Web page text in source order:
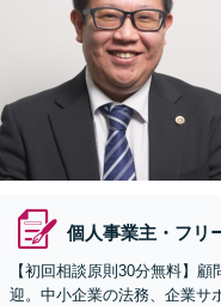
個人事業主・フリ
【初回相談原則30分無料】
迎。中小企業の法務、企業サ